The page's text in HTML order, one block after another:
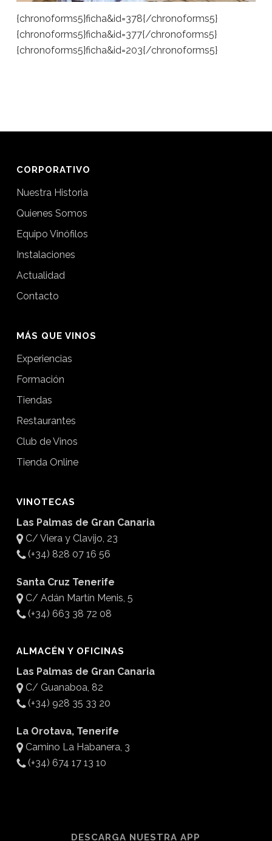
{chronoforms5}ficha&id=378{/chronoforms5}
{chronoforms5}ficha&id=377{/chronoforms5}
{chronoforms5}ficha&id=203{/chronoforms5}
CORPORATIVO
Nuestra Historia
Quienes Somos
Equipo Vinófilos
Instalaciones
Actualidad
Contacto
MÁS QUE VINOS
Experiencias
Formación
Tiendas
Restaurantes
Club de Vinos
Tienda Online
VINOTECAS
Las Palmas de Gran Canaria
C/ Viera y Clavijo, 23
(+34) 828 07 16 56
Santa Cruz Tenerife
C/ Adán Martín Menis, 5
(+34) 663 38 72 08
ALMACÉN Y OFICINAS
Las Palmas de Gran Canaria
C/ Guanaboa, 82
(+34) 928 35 33 20
La Orotava, Tenerife
Camino La Habanera, 3
(+34) 674 17 13 10
DESCARGA NUESTRA APP